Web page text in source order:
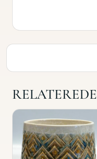
RELATEREDE